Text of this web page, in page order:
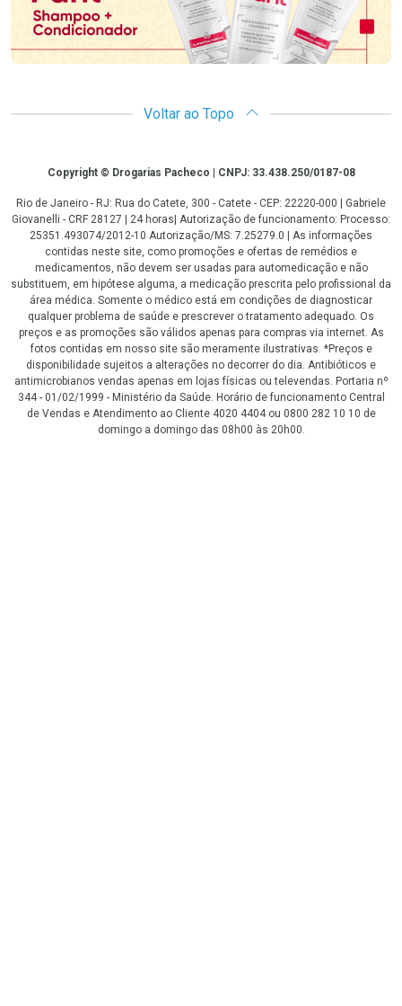
Voltar ao Topo
CopyrightCopyright © Drogarias Pacheco | CNPJ: 33.438.250/0187-08
Rio de Janeiro - RJ: Rua do Catete, 300 - Catete - CEP: 22220-000 | Gabriele
Giovanelli - CRF 28127 | 24 horas| Autorização de funcionamento: Processo:
25351.493074/2012-10 Autorização/MS: 7.25279.0 | As informações
contidas neste site, como promoções e ofertas de remédios e
medicamentos, não devem ser usadas para automedicação e não
substituem, em hipótese alguma, a medicação prescrita pelo profissional da
área médica. Somente o médico está em condições de diagnosticar
qualquer problema de saúde e prescrever o tratamento adequado. Os
preços e as promoções são válidos apenas para compras via internet. As
fotos contidas em nosso site são meramente ilustrativas. *Preços e
disponibilidade sujeitos a alterações no decorrer do dia. Antibióticos e
antimicrobianos vendas apenas em lojas físicas ou televendas. Portaria nº
344 - 01/02/1999 - Ministério da Saúde. Horário de funcionamento Central
de Vendas e Atendimento ao Cliente 4020 4404 ou 0800 282 10 10 de
domingo a domingo das 08h00 às 20h00.